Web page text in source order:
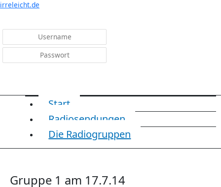
irreleicht.de
Menü
Start
Radiosendungen
Die Radiogruppen
Gruppe 1 am 17.7.14